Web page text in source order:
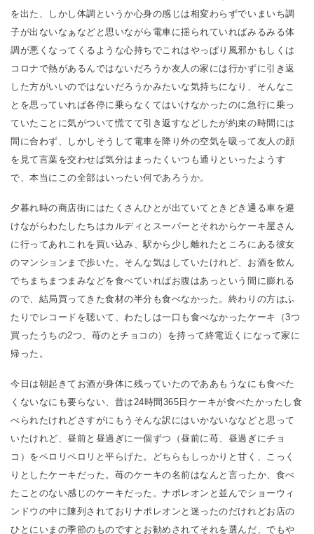
を出た、しかし体調というか心身の感じは相変わらずでいまいち調
子が出ないなぁなどと思いながら電車に揺られていればみるみる体
調が悪くなってくるような心持ちでこれはやっぱり風邪かもしくは
コロナで熱があるんではないだろうか友人の家には行かずに引き返
した方がいいのではないだろうかみたいな気持ちになり、そんなこ
とを思っていれば各停に乗らなくてはいけなかったのに急行に乗っ
ていたことに気がついて慌てて引き返すなどしたが約束の時間には
間に合わず、しかしそうして電車を降り外の空気を吸って友人の顔
を見て言葉を交わせば気分はまったくいつも通りといったようす
で、本当にこの全部はいったい何であろうか。
夕暮れ時の商店街にはたくさんひとが出ていてときどき通る車を避
けながらわたしたちはカルディとスーパーとそれからケーキ屋さん
に行ってあれこれを買い込み、駅から少し離れたところにある彼女
のマンションまで歩いた。そんな気はしていたけれど、お酒を飲ん
でちまちまつまみなどを食べていればお腹はあっという間に膨れる
ので、結局買ってきた食材の半分も食べなかった。終わりの方はふ
たりでレコードを聴いて、わたしは一口も食べなかったケーキ（3つ
買ったうちの2つ、苺のとチョコの）を持って終電近くになって家に
帰った。
今日は朝起きてお酒が身体に残っていたのでああもうなにも食べた
くないなにも要らない、昔は24時間365日ケーキが食べたかったし食
べられたけれどさすがにもうそんな訳にはいかないななどと思って
いたけれど、昼前と昼過ぎに一個ずつ（昼前に苺、昼過ぎにチョ
コ）をペロリペロリと平らげた。どちらもしっかりと甘く、こっく
りとしたケーキだった。苺のケーキの名前はなんと言ったか、食べ
たことのない感じのケーキだった。ナポレオンと並んでショーウィ
ンドウの中に陳列されておりナポレオンと迷ったのだけれどお店の
ひとにいまの季節のものですとお勧めされてそれを選んだ、でもや